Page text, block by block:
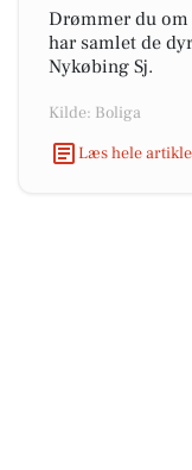
Drømmer du
har samlet de
Nykøbing Sj.
Kilde: Boliga
Læs hele